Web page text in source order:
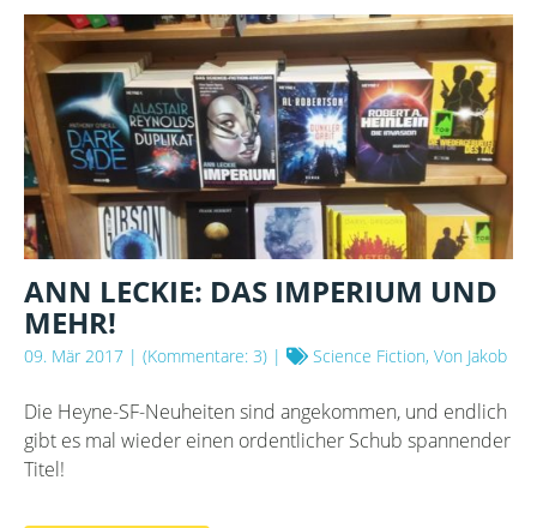
ANN LECKIE: DAS IMPERIUM UND
MEHR!
09. Mär 2017 | (Kommentare: 3) | Science Fiction, Von Jakob
Die Heyne-SF-Neuheiten sind angekommen, und endlich
gibt es mal wieder einen ordentlicher Schub spannender
Titel!